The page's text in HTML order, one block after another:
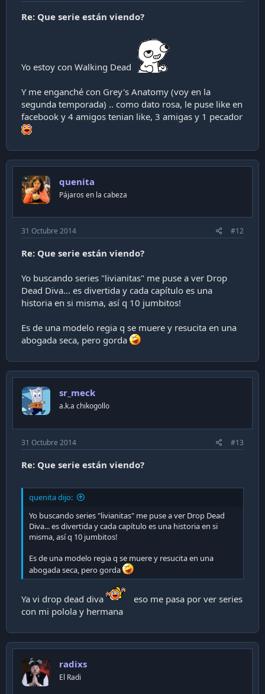
Re: Que serie están viendo?
Yo estoy con Walking Dead
Y me enganché con Grey's Anatomy (voy en la
segunda temporada) .. como dato rosa, le puse like en
facebook y 4 amigos tenian like, 3 amigas y 1 pecador
quenita
Pájaros en la cabeza
31 Octubre 2014 #12
Re: Que serie están viendo?
Yo buscando series "livianitas" me puse a ver Drop
Dead Diva... es divertida y cada capítulo es una
historia en si misma, así q 10 jumbitos!
Es de una modelo regia q se muere y resucita en una
abogada seca, pero gorda
sr_meck
a.k.a chikogollo
31 Octubre 2014 #13
Re: Que serie están viendo?
quenita dijo:
Yo buscando series "livianitas" me puse a ver Drop Dead
Diva... es divertida y cada capítulo es una historia en si
misma, así q 10 jumbitos!
Es de una modelo regia q se muere y resucita en una
abogada seca, pero gorda
Ya vi drop dead diva
eso me pasa por ver series
con mi polola y hermana
radixs
El Radi